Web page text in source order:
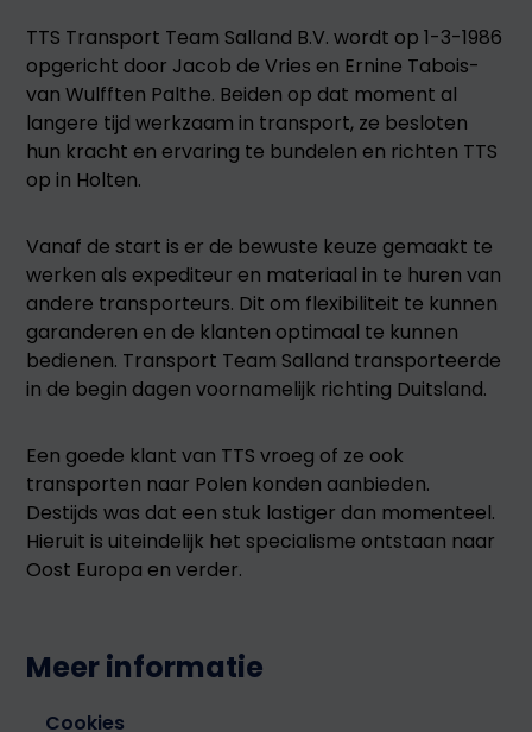
TTS Transport Team Salland B.V. wordt op 1-3-1986
opgericht door Jacob de Vries en Ernine Tabois-
van Wulfften Palthe. Beiden op dat moment al
langere tijd werkzaam in transport, ze besloten
hun kracht en ervaring te bundelen en richten TTS
op in Holten.
Vanaf de start is er de bewuste keuze gemaakt te
werken als expediteur en materiaal in te huren van
andere transporteurs. Dit om flexibiliteit te kunnen
garanderen en de klanten optimaal te kunnen
bedienen. Transport Team Salland transporteerde
in de begin dagen voornamelijk richting Duitsland.
Een goede klant van TTS vroeg of ze ook
transporten naar Polen konden aanbieden.
Destijds was dat een stuk lastiger dan momenteel.
Hieruit is uiteindelijk het specialisme ontstaan naar
Oost Europa en verder.
Meer informatie
Cookies